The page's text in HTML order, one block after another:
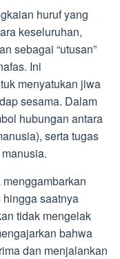
huruf yang
keseluruhan,
sebagai “utusan”
Ini
menyatukan jiwa
sesama. Dalam
hubungan antara
serta tugas
saatnya
tidak mengelak
bahwa
dan menjalankan